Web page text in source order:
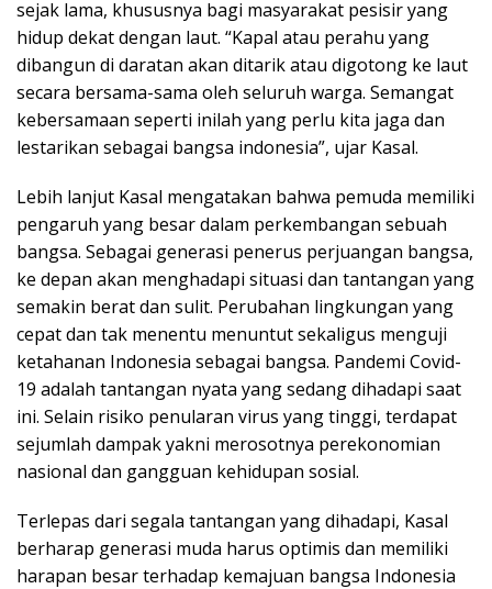
sejak lama, khususnya bagi masyarakat pesisir yang
hidup dekat dengan laut. “Kapal atau perahu yang
dibangun di daratan akan ditarik atau digotong ke laut
secara bersama-sama oleh seluruh warga. Semangat
kebersamaan seperti inilah yang perlu kita jaga dan
lestarikan sebagai bangsa indonesia”, ujar Kasal.
Lebih lanjut Kasal mengatakan bahwa pemuda memiliki
pengaruh yang besar dalam perkembangan sebuah
bangsa. Sebagai generasi penerus perjuangan bangsa,
ke depan akan menghadapi situasi dan tantangan yang
semakin berat dan sulit. Perubahan lingkungan yang
cepat dan tak menentu menuntut sekaligus menguji
ketahanan Indonesia sebagai bangsa. Pandemi Covid-
19 adalah tantangan nyata yang sedang dihadapi saat
ini. Selain risiko penularan virus yang tinggi, terdapat
sejumlah dampak yakni merosotnya perekonomian
nasional dan gangguan kehidupan sosial.
Terlepas dari segala tantangan yang dihadapi, Kasal
berharap generasi muda harus optimis dan memiliki
harapan besar terhadap kemajuan bangsa Indonesia